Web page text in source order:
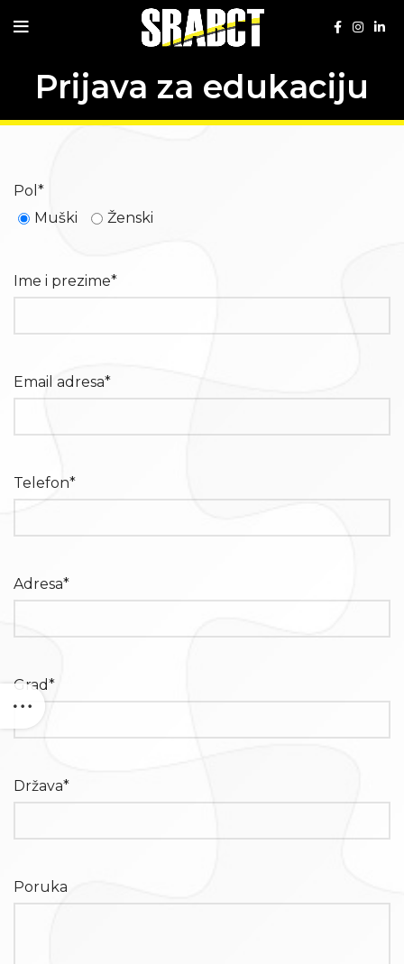
Prijava za edukaciju
Pol*
Muški
Ženski
Ime i prezime*
Email adresa*
Telefon*
Adresa*
Grad*
Država*
Poruka